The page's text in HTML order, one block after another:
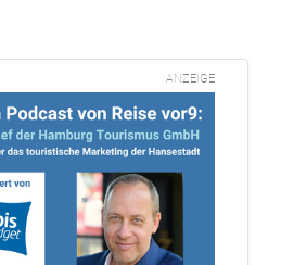
ANZEIGE